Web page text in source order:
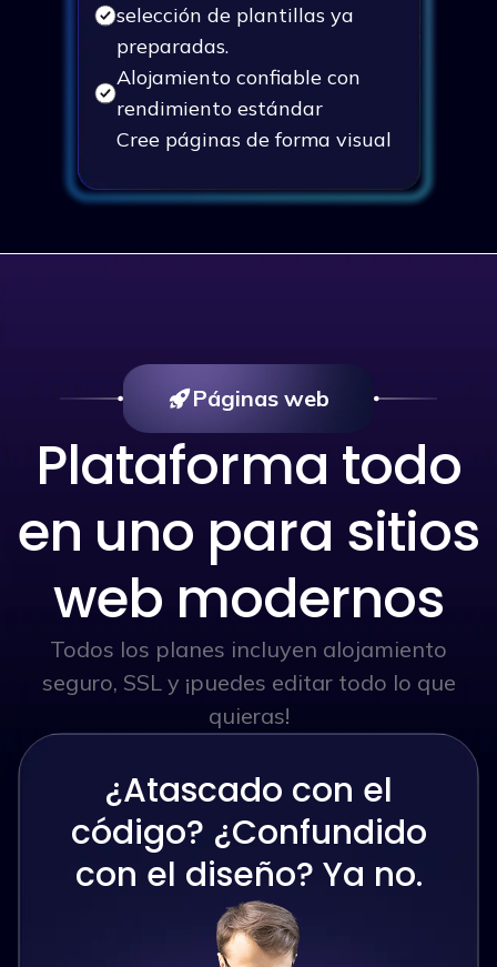
selección de plantillas ya
preparadas.
Alojamiento confiable con
rendimiento estándar
Cree páginas de forma visual
arrastrar y soltar.
Páginas web
Plataforma todo
en uno para sitios
web modernos
Todos los planes incluyen alojamiento
seguro, SSL y ¡puedes editar todo lo que
quieras!
¿Atascado con el
código? ¿Confundido
con el diseño? Ya no.